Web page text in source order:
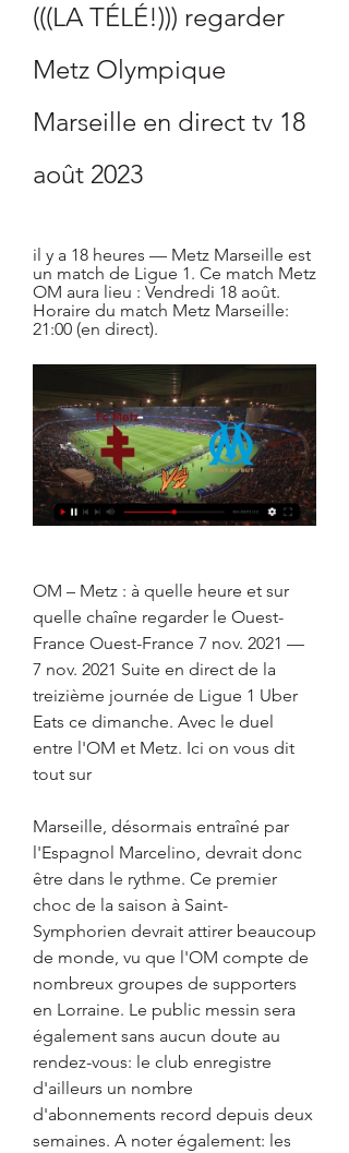
(((LA TÉLÉ!))) regarder
Metz Olympique
Marseille en direct tv 18
août 2023
il y a 18 heures — Metz Marseille est
un match de Ligue 1. Ce match Metz
OM aura lieu : Vendredi 18 août.
Horaire du match Metz Marseille:
21:00 (en direct).
OM – Metz : à quelle heure et sur
quelle chaîne regarder le Ouest-
France Ouest-France 7 nov. 2021 —
7 nov. 2021 Suite en direct de la
treizième journée de Ligue 1 Uber
Eats ce dimanche. Avec le duel
entre l'OM et Metz. Ici on vous dit
tout sur
Marseille, désormais entraîné par
l'Espagnol Marcelino, devrait donc
être dans le rythme. Ce premier
choc de la saison à Saint-
Symphorien devrait attirer beaucoup
de monde, vu que l'OM compte de
nombreux groupes de supporters
en Lorraine. Le public messin sera
également sans aucun doute au
rendez-vous: le club enregistre
d'ailleurs un nombre
d'abonnements record depuis deux
semaines. A noter également: les